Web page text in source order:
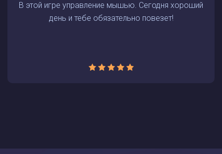
В этой игре управление мышью. Сегодня хороший
день и тебе обязательно повезет!